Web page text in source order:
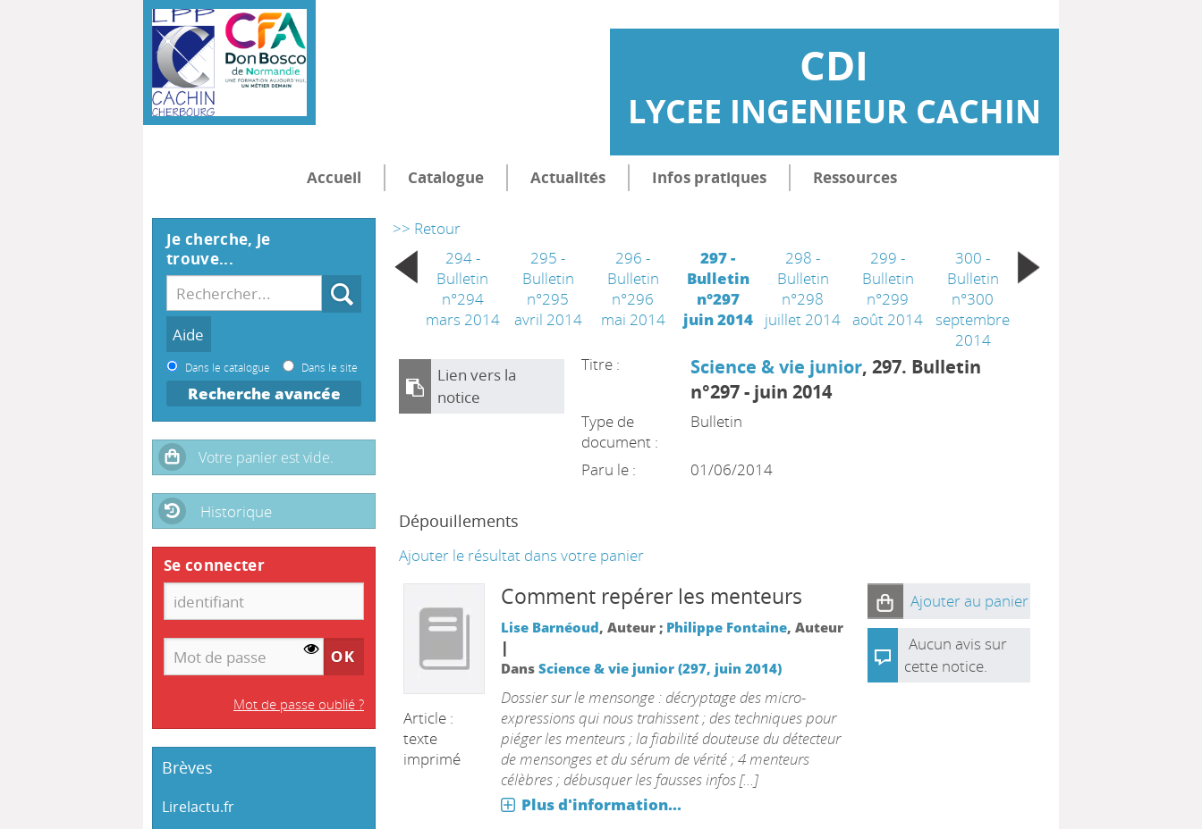
CDI
LYCEE INGENIEUR CACHIN
Accueil Catalogue Actualités Infos pratiques Ressources
>> Retour
294 -
Bulletin
n°294
mars 2014
295 -
Bulletin
n°295
avril 2014
296 -
Bulletin
n°296
mai 2014
297 -
Bulletin
n°297
juin 2014
298 -
Bulletin
n°298
juillet 2014
299 -
Bulletin
n°299
août 2014
300 -
Bulletin
n°300
septembre
2014
Lien vers la
notice
Titre : Science & vie junior, 297. Bulletin
n°297 - juin 2014
Type de
document :
Bulletin
Paru le : 01/06/2014
Dépouillements
Ajouter le résultat dans votre panier
Article :
texte
imprimé
Comment repérer les menteurs
Lise Barnéoud, Auteur ; Philippe Fontaine, Auteur
|
Dans Science & vie junior (297, juin 2014)
Dossier sur le mensonge : décryptage des micro-
expressions qui nous trahissent ; des techniques pour
piéger les menteurs ; la fiabilité douteuse du détecteur
de mensonges et du sérum de vérité ; 4 menteurs
célèbres ; débusquer les fausses infos [...]
Plus d'information...
Ajouter au panier
Aucun avis sur
cette notice.
Je cherche, je
trouve...
Dans le catalogue Dans le site
Recherche avancée
Historique
Se connecter
Mot de passe oublié ?
Brèves
Lirelactu.fr